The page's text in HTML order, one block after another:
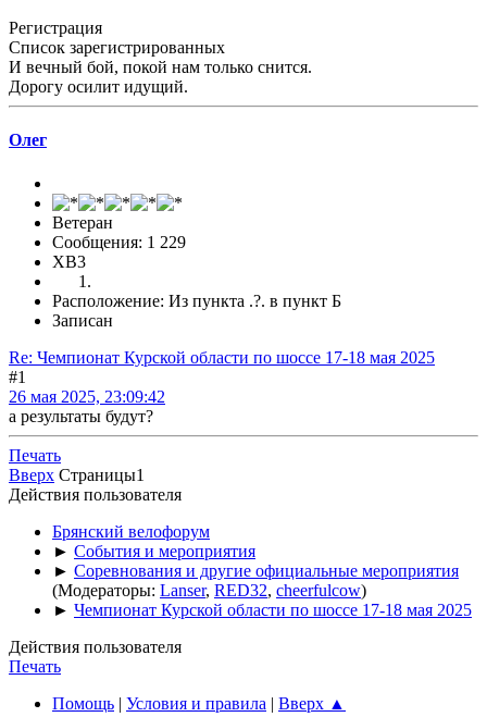
Регистрация
Список зарегистрированных
И вечный бой, покой нам только снится.
Дорогу осилит идущий.
Олег
Ветеран
Сообщения: 1 229
XB3
Расположение: Из пункта .?. в пункт Б
Записан
Re: Чемпионат Курской области по шоссе 17-18 мая 2025
#1
26 мая 2025, 23:09:42
а результаты будут?
Печать
Вверх Страницы1
Действия пользователя
Брянский велофорум
► События и мероприятия
► Соревнования и другие официальные мероприятия
(Модераторы: Lanser, RED32, cheerfulcow)
► Чемпионат Курской области по шоссе 17-18 мая 2025
Действия пользователя
Печать
Помощь | Условия и правила | Вверх ▲